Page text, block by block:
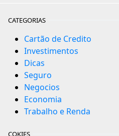
CATEGORIAS
Cartão de Credito
Investimentos
Dicas
Seguro
Negocios
Economia
Trabalho e Renda
COKIES